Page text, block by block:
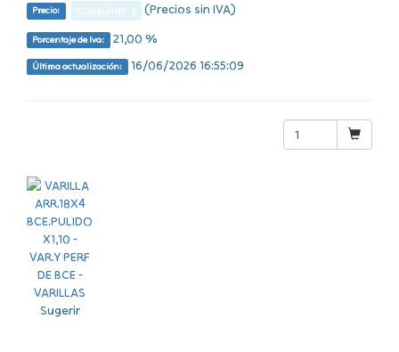
Precio: Consultar $ (Precios sin IVA)
Porcentaje de Iva: 21,00 %
Última actualización: 16/06/2026 16:55:09
Sugerir